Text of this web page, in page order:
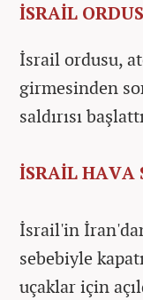
İSRAİL
İsrail ordusu,
girmesinden
saldırısı
İSRAİL HAVA
İsrail'in
sebebiyle
uçaklar için